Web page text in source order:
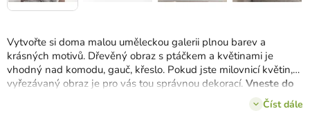
Vytvořte si doma malou uměleckou galerii plnou barev a
krásných motivů. Dřevěný obraz s ptáčkem a květinami je
vhodný nad komodu, gauč, křeslo. Pokud jste milovnicí květin,
vyřezávaný obraz je pro vás tou správnou dekorací. Vneste do
Číst dále